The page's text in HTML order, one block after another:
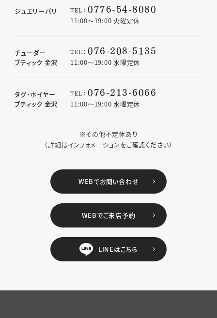
ジュエリーパリ TEL： 0776-54-8080
11:00〜19:00 火曜定休
チューダー
ブティック 金沢
TEL： 076-208-5135
11:00〜19:00 水曜定休
タグ・ホイヤー
ブティック 金沢
TEL： 076-213-6066
11:00〜19:00 水曜定休
※その他不定休あり
（詳細はインフォメーションをご確認ください）
WEBでお問い合わせ
WEBでご来店予約
LINEはこちら